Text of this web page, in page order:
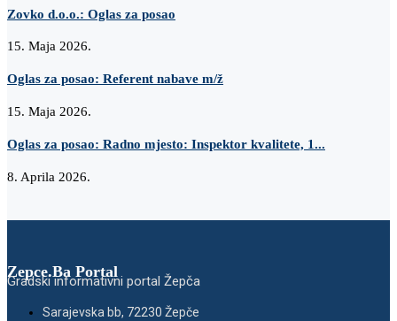
Zovko d.o.o.: Oglas za posao
15. Maja 2026.
Oglas za posao: Referent nabave m/ž
15. Maja 2026.
Oglas za posao: Radno mjesto: Inspektor kvalitete, 1...
8. Aprila 2026.
Zepce.Ba Portal
Gradski informativni portal Žepča
Sarajevska bb, 72230 Žepče